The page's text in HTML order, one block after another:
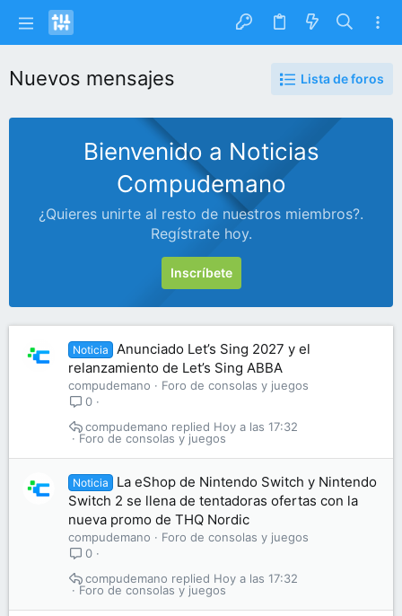
Nuevos mensajes Lista de foros
Bienvenido a Noticias
Compudemano
¿Quieres unirte al resto de nuestros miembros?.
Regístrate hoy.
Inscríbete
Noticia
Anunciado Let’s Sing 2027 y el
relanzamiento de Let’s Sing ABBA
compudemano
Foro de consolas y juegos
0
Foro de consolas y juegos
Hoy a las 17:32
compudemano
Noticia
La eShop de Nintendo Switch y Nintendo
Switch 2 se llena de tentadoras ofertas con la
nueva promo de THQ Nordic
compudemano
Foro de consolas y juegos
0
Foro de consolas y juegos
Hoy a las 17:32
compudemano